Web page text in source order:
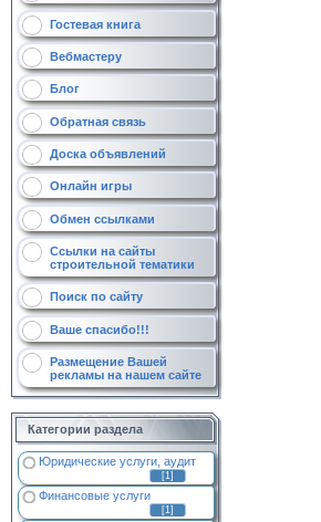
Гостевая книга
Вебмастеру
Блог
Обратная связь
Доска объявлений
Онлайн игры
Обмен ссылками
Ссылки на сайты
строительной тематики
Поиск по сайту
Ваше спасибо!!!
Размещение Вашей
рекламы на нашем сайте
Категории раздела
Юридические услуги, аудит
[1]
Финансовые услуги
[1]